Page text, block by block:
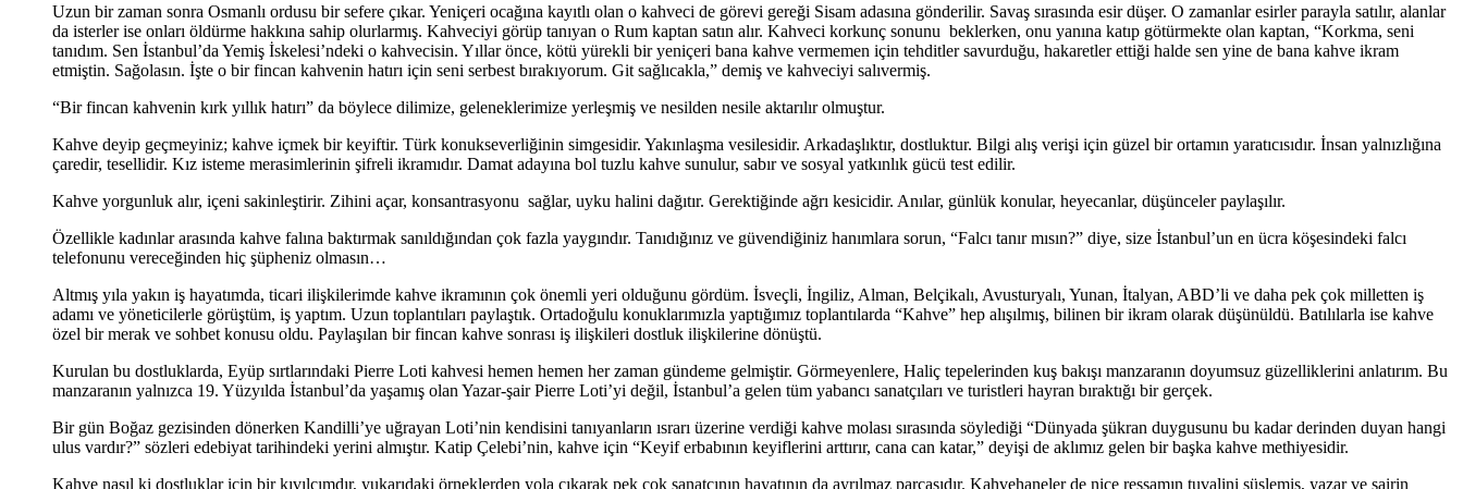
Uzun bir zaman sonra Osmanlı ordusu bir sefere çıkar. Yeniçeri ocağına kayıtlı olan o kahveci de görevi gereği Sisam adasına gönderilir. Savaş sırasında esir düşer. O zamanlar esirler parayla satılır, alanlar
da isterler ise onları öldürme hakkına sahip olurlarmış. Kahveciyi görüp tanıyan o Rum kaptan satın alır. Kahveci korkunç sonunu beklerken, onu yanına katıp götürmekte olan kaptan, “Korkma, seni
tanıdım. Sen İstanbul’da Yemiş İskelesi’ndeki o kahvecisin. Yıllar önce, kötü yürekli bir yeniçeri bana kahve vermemen için tehditler savurduğu, hakaretler ettiği halde sen yine de bana kahve ikram
etmiştin. Sağolasın. İşte o bir fincan kahvenin hatırı için seni serbest bırakıyorum. Git sağlıcakla,” demiş ve kahveciyi salıvermiş.
“Bir fincan kahvenin kırk yıllık hatırı” da böylece dilimize, geleneklerimize yerleşmiş ve nesilden nesile aktarılır olmuştur.
Kahve deyip geçmeyiniz; kahve içmek bir keyiftir. Türk konukseverliğinin simgesidir. Yakınlaşma vesilesidir. Arkadaşlıktır, dostluktur. Bilgi alış verişi için güzel bir ortamın yaratıcısıdır. İnsan yalnızlığına
çaredir, tesellidir. Kız isteme merasimlerinin şifreli ikramıdır. Damat adayına bol tuzlu kahve sunulur, sabır ve sosyal yatkınlık gücü test edilir.
Kahve yorgunluk alır, içeni sakinleştirir. Zihini açar, konsantrasyonu sağlar, uyku halini dağıtır. Gerektiğinde ağrı kesicidir. Anılar, günlük konular, heyecanlar, düşünceler paylaşılır.
Özellikle kadınlar arasında kahve falına baktırmak sanıldığından çok fazla yaygındır. Tanıdığınız ve güvendiğiniz hanımlara sorun, “Falcı tanır mısın?” diye, size İstanbul’un en ücra köşesindeki falcı
telefonunu vereceğinden hiç şüpheniz olmasın…
Altmış yıla yakın iş hayatımda, ticari ilişkilerimde kahve ikramının çok önemli yeri olduğunu gördüm. İsveçli, İngiliz, Alman, Belçikalı, Avusturyalı, Yunan, İtalyan, ABD’li ve daha pek çok milletten iş
adamı ve yöneticilerle görüştüm, iş yaptım. Uzun toplantıları paylaştık. Ortadoğulu konuklarımızla yaptığımız toplantılarda “Kahve” hep alışılmış, bilinen bir ikram olarak düşünüldü. Batılılarla ise kahve
özel bir merak ve sohbet konusu oldu. Paylaşılan bir fincan kahve sonrası iş ilişkileri dostluk ilişkilerine dönüştü.
Kurulan bu dostluklarda, Eyüp sırtlarındaki Pierre Loti kahvesi hemen hemen her zaman gündeme gelmiştir. Görmeyenlere, Haliç tepelerinden kuş bakışı manzaranın doyumsuz güzelliklerini anlatırım. Bu
manzaranın yalnızca 19. Yüzyılda İstanbul’da yaşamış olan Yazar-şair Pierre Loti’yi değil, İstanbul’a gelen tüm yabancı sanatçıları ve turistleri hayran bıraktığı bir gerçek.
Bir gün Boğaz gezisinden dönerken Kandilli’ye uğrayan Loti’nin kendisini tanıyanların ısrarı üzerine verdiği kahve molası sırasında söylediği “Dünyada şükran duygusunu bu kadar derinden duyan hangi
ulus vardır?” sözleri edebiyat tarihindeki yerini almıştır. Katip Çelebi’nin, kahve için “Keyif erbabının keyiflerini arttırır, cana can katar,” deyişi de aklımız gelen bir başka kahve methiyesidir.
Kahve nasıl ki dostluklar için bir kıvılcımdır, yukarıdaki örneklerden yola çıkarak pek çok sanatçının hayatının da ayrılmaz parçasıdır. Kahvehaneler de nice ressamın tuvalini süslemiş, yazar ve şairin